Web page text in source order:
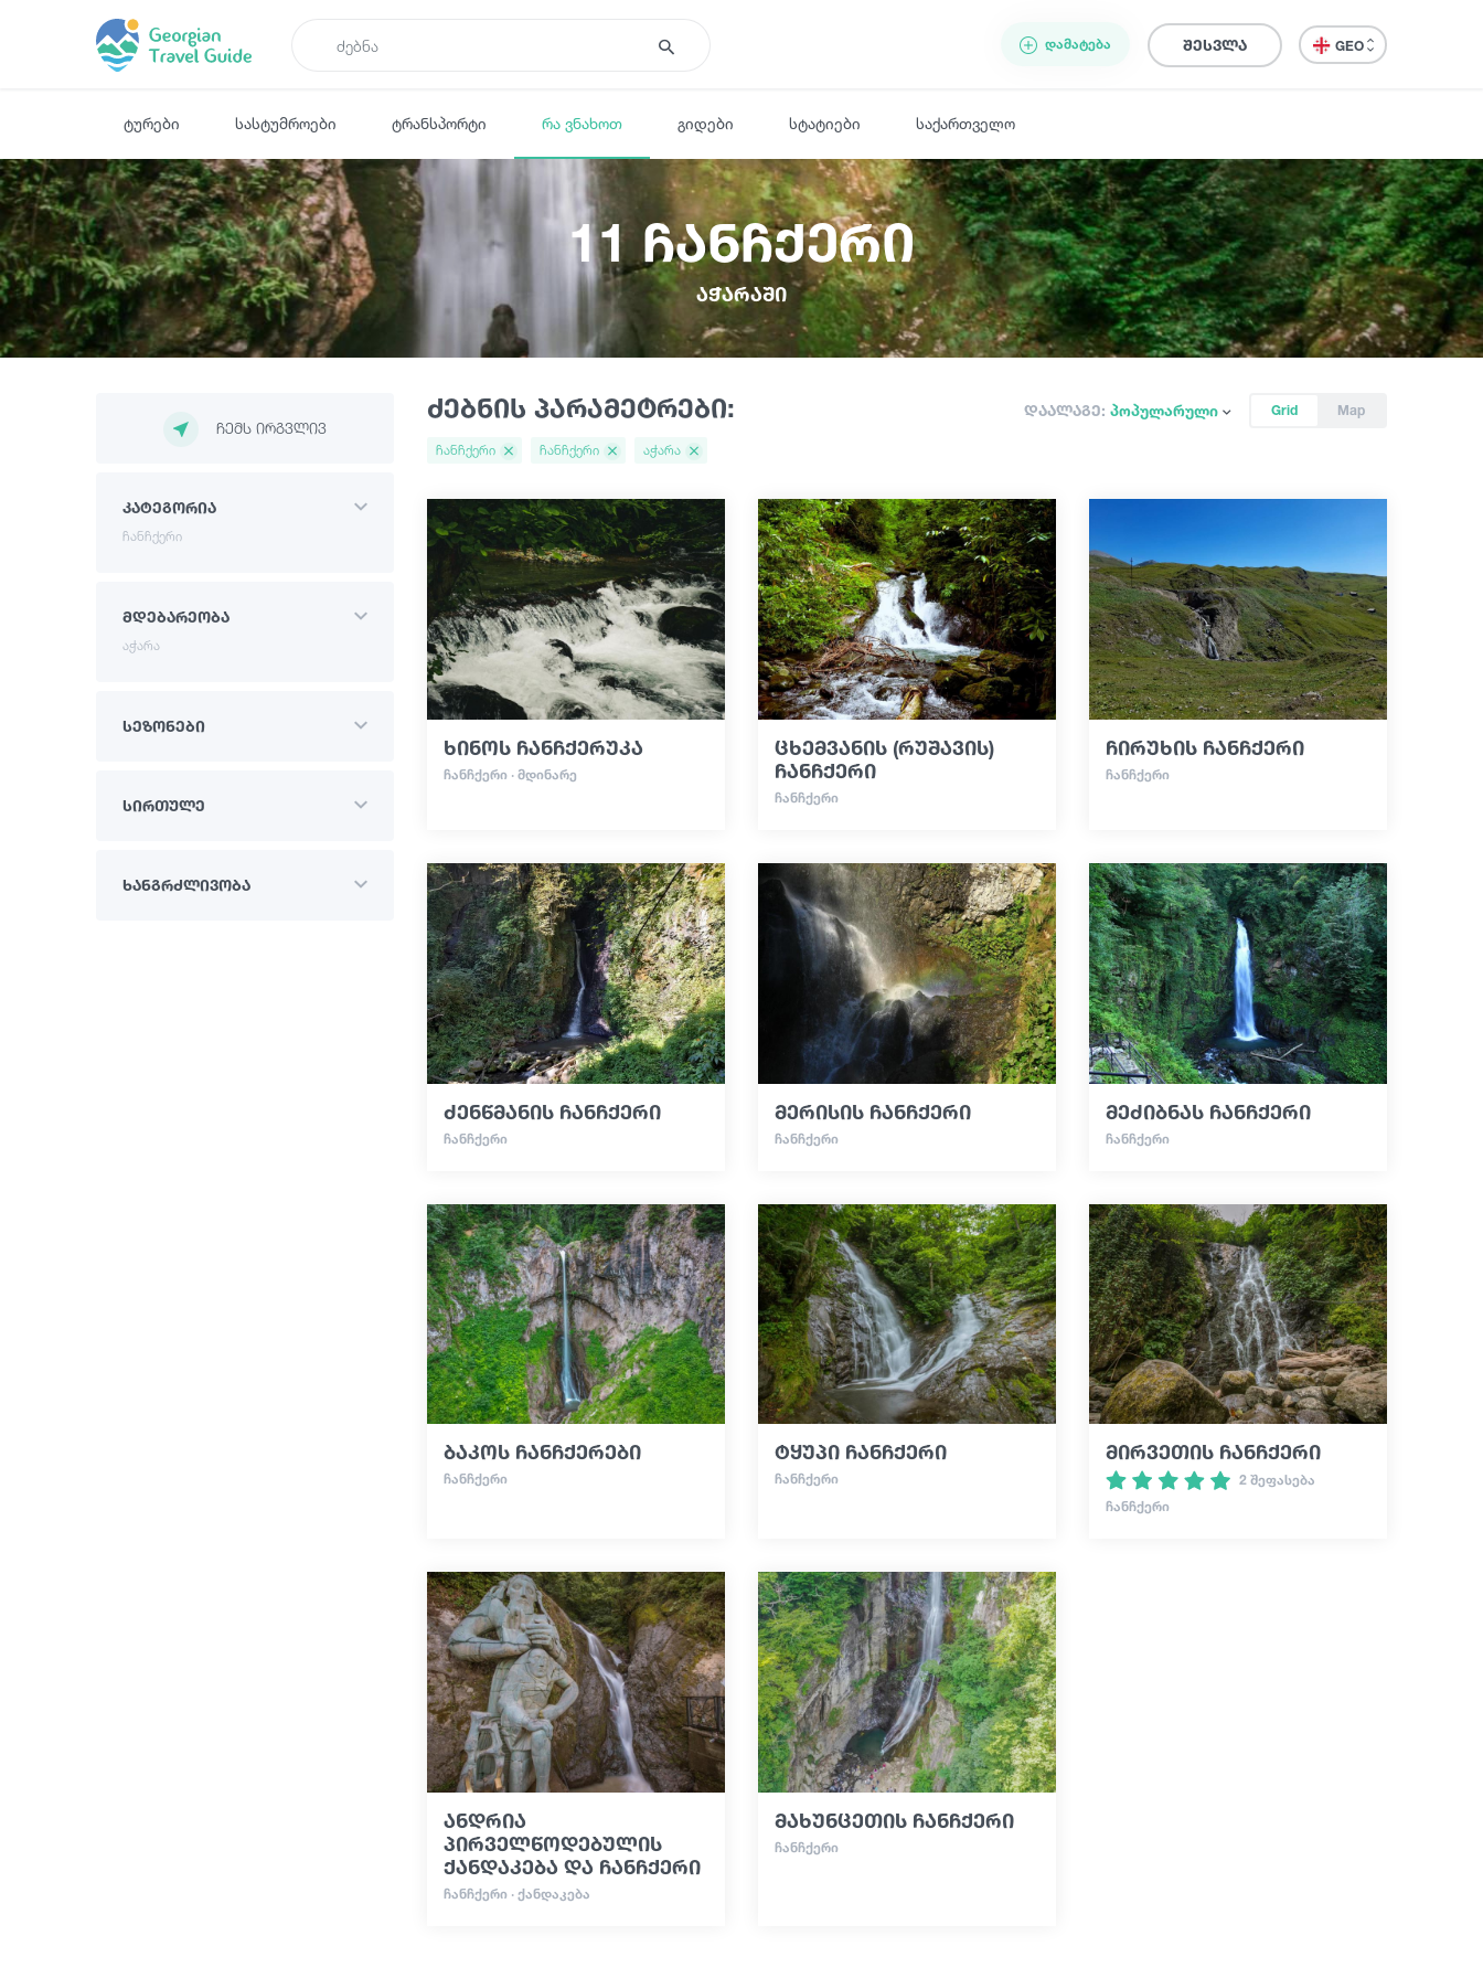
ᲓᲐᲛᲐᲢᲔᲑᲐ შესვლა GEO
ტურები სასტუმროები ტრანსპორტი რა ვნახოთ გიდები სტატიები საქართველო
11 ჩანჩქერი
აჭარაში
ჩემს ირგვლივ
კატეგორია
ჩანჩქერი
მდებარეობა
აჭარა
სეზონები
სირთულე
ხანგრძლივობა
ძებნის პარამეტრები: Grid Map
დაალაგე: პოპულარული
ჩანჩქერი ჩანჩქერი აჭარა
ხინოს ჩანჩქერუკა
ᲩᲐᲜᲩᲥᲔᲠᲘ · ᲛᲓᲘᲜᲐᲠᲔ
ცხემვანის (რუშავის)
ჩანჩქერი
ᲩᲐᲜᲩᲥᲔᲠᲘ
ჩირუხის ჩანჩქერი
ᲩᲐᲜᲩᲥᲔᲠᲘ
ძენწმანის ჩანჩქერი
ᲩᲐᲜᲩᲥᲔᲠᲘ
მერისის ჩანჩქერი
ᲩᲐᲜᲩᲥᲔᲠᲘ
მეძიბნას ჩანჩქერი
ᲩᲐᲜᲩᲥᲔᲠᲘ
ბაკოს ჩანჩქერები
ᲩᲐᲜᲩᲥᲔᲠᲘ
ტყუპი ჩანჩქერი
ᲩᲐᲜᲩᲥᲔᲠᲘ
მირვეთის ჩანჩქერი
2 შეფასება
ᲩᲐᲜᲩᲥᲔᲠᲘ
ანდრია
პირველწოდებულის
ქანდაკება და ჩანჩქერი
ᲩᲐᲜᲩᲥᲔᲠᲘ · ᲥᲐᲜᲓᲐᲙᲔᲑᲐ
მახუნცეთის ჩანჩქერი
ᲩᲐᲜᲩᲥᲔᲠᲘ